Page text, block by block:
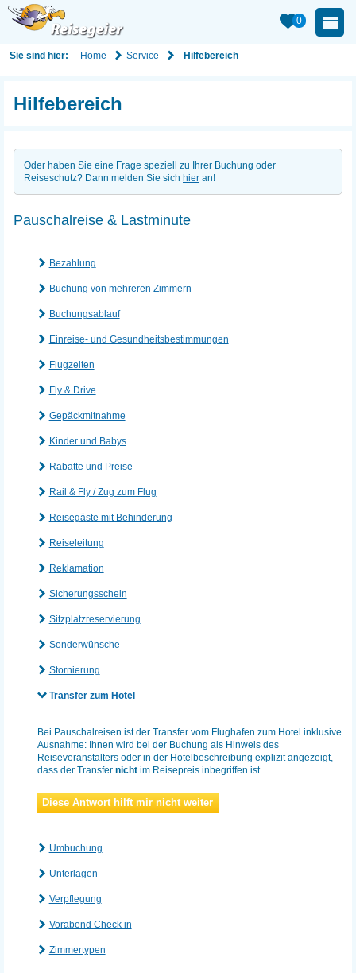
0
Sie sind hier: Home Service Hilfebereich
Hilfebereich
Oder haben Sie eine Frage speziell zu Ihrer Buchung oder
Reiseschutz? Dann melden Sie sich hier an!
Pauschalreise & Lastminute
Bezahlung
Buchung von mehreren Zimmern
Buchungsablauf
Einreise- und Gesundheitsbestimmungen
Flugzeiten
Fly & Drive
Gepäckmitnahme
Kinder und Babys
Rabatte und Preise
Rail & Fly / Zug zum Flug
Reisegäste mit Behinderung
Reiseleitung
Reklamation
Sicherungsschein
Sitzplatzreservierung
Sonderwünsche
Stornierung
Transfer zum Hotel
Bei Pauschalreisen ist der Transfer vom Flughafen zum Hotel inklusive.
Ausnahme: Ihnen wird bei der Buchung als Hinweis des
Reiseveranstalters oder in der Hotelbeschreibung explizit angezeigt,
dass der Transfer nichtim Reisepreis inbegriffen ist.
Diese Antwort hilft mir nicht weiter
Umbuchung
Unterlagen
Verpflegung
Vorabend Check in
Zimmertypen